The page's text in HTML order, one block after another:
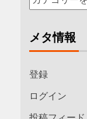
メタ情報
登録
ログイン